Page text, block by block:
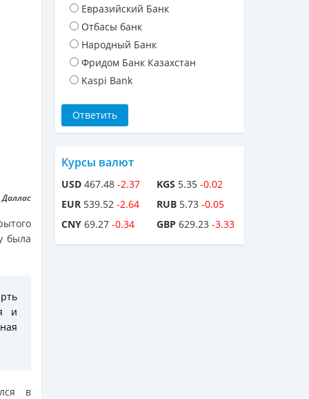
была
и
в
Евразийский Банк
Отбасы банк
Народный Банк
Фридом Банк Казахстан
Kaspi Bank
Курсы валют
USD 467.48 -2.37
EUR 539.52 -2.64
CNY 69.27 -0.34
KGS 5.35 -0.02
RUB 5.73 -0.05
GBP 629.23 -3.33